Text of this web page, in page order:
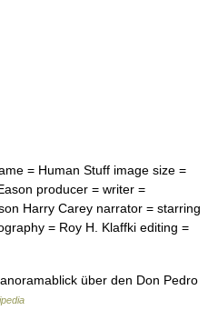
= Human Stuff image size =
producer = writer =
Harry Carey narrator = starring
= Roy H. Klaffki editing =
über den Don Pedro